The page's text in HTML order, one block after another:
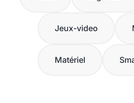
Jeux-video
Matériel